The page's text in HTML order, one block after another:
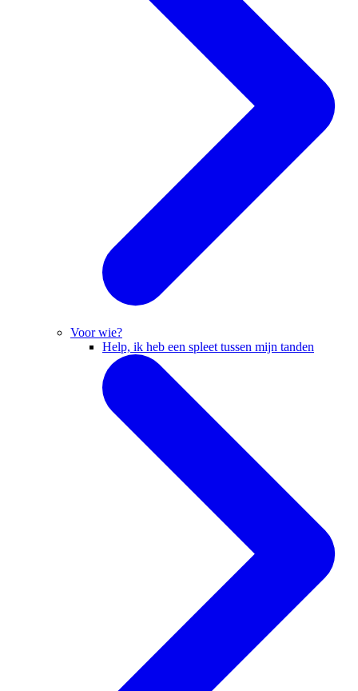
Voor wie?
Help, ik heb een spleet tussen mijn tanden